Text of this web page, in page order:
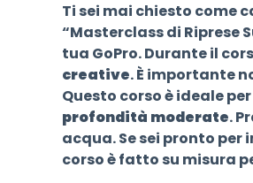
Ti sei mai chiesto come
“Masterclass di Riprese
tua GoPro. Durante il
creative. È importante
Questo corso è ideale
profondità moderate.
acqua. Se sei pronto
corso è fatto su misura